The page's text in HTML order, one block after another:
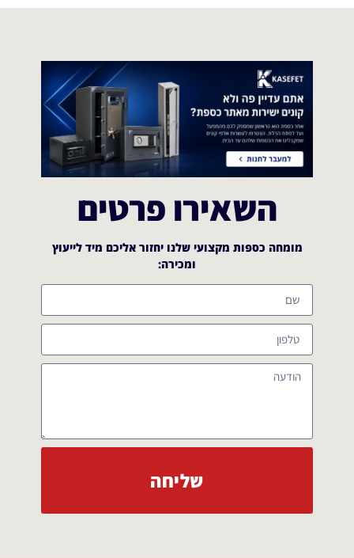
השאירו פרטים
מומחה כספות מקצועי שלנו יחזור אליכם מיד לייעוץ
ומכירה:​
שליחה